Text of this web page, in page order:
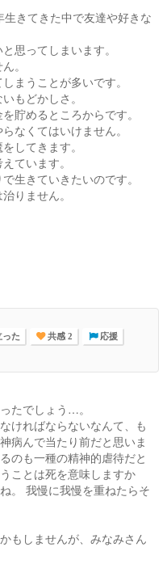
きてきた中で友達や好きな
思ってしまいます。
。
まうことが多いです。
もどかしさ。
貯めるところからです。
なくてはいけません。
してきます。
ています。
生きていきたいのです。
りません。
た 共感 2 応援
たでしょう…。
ければならないなんて、も
病んで当たり前だと思いま
のも一種の精神的虐待だと
ことは死を意味しますか
。 我慢に我慢を重ねたらそ
もしませんが、みなみさん